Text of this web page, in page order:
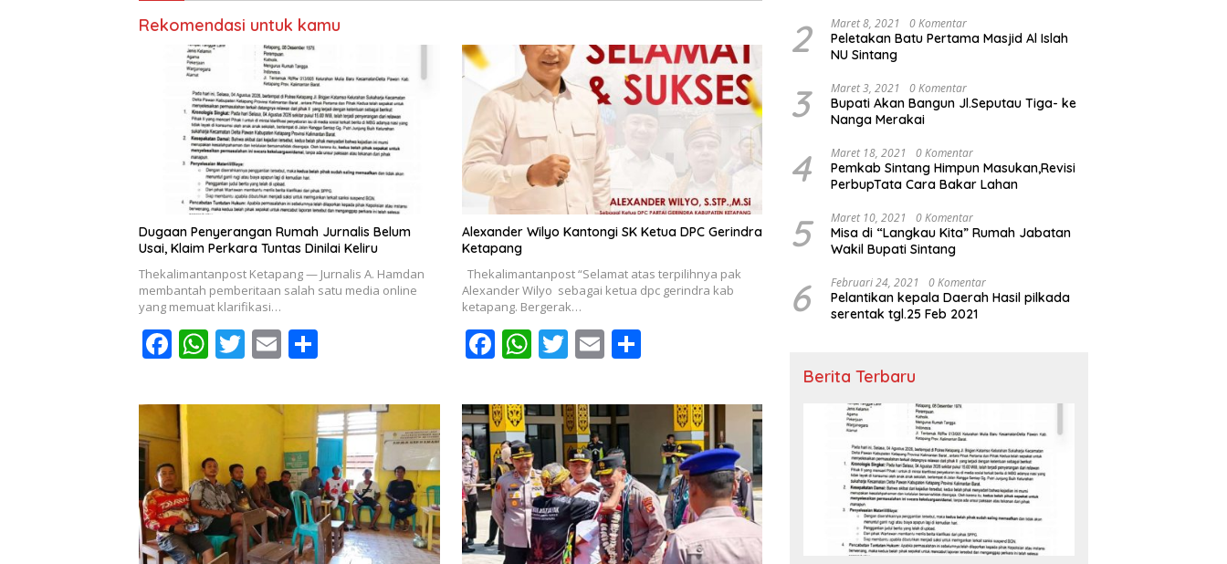
Rekomendasi untuk kamu
Dugaan Penyerangan Rumah Jurnalis Belum
Usai, Klaim Perkara Tuntas Dinilai Keliru
Thekalimantanpost Ketapang — Jurnalis A. Hamdan
membantah pemberitaan salah satu media online
yang memuat klarifikasi…
F
e
b
o
o
k
W
at
A
p
p
T
itt
E
ai
l
ar
e
Alexander Wilyo Kantongi SK Ketua DPC Gerindra
Ketapang
Thekalimantanpost “Selamat atas terpilihnya pak
Alexander Wilyo sebagai ketua dpc gerindra kab
ketapang. Bergerak…
F
e
b
o
o
k
W
at
s
A
p
p
T
itt
er
E
ai
l
S
ar
2 Maret 8, 2021 0 Komentar
Peletakan Batu Pertama Masjid Al Islah
NU Sintang
3 Maret 3, 2021 0 Komentar
Bupati Akan Bangun Jl.Seputau Tiga- ke
Nanga Merakai
4 Maret 18, 2021 0 Komentar
Pemkab Sintang Himpun Masukan,Revisi
PerbupTata Cara Bakar Lahan
5 Maret 10, 2021 0 Komentar
Misa di “Langkau Kita” Rumah Jabatan
Wakil Bupati Sintang
6 Februari 24, 2021 0 Komentar
Pelantikan kepala Daerah Hasil pilkada
serentak tgl.25 Feb 2021
Berita Terbaru